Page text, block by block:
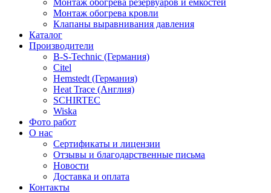
Монтаж обогрева резервуаров и емкостей
Монтаж обогрева кровли
Клапаны выравнивания давления
Каталог
Производители
B-S-Technic (Германия)
Citel
Hemstedt (Германия)
Heat Trace (Англия)
SCHIRTEC
Wiska
Фото работ
О нас
Сертификаты и лицензии
Отзывы и благодарственные письма
Новости
Доставка и оплата
Контакты